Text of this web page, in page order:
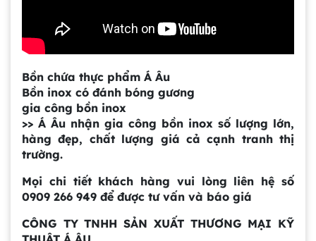
Bồn chứa thực phẩm Á Âu
Bồn inox có đánh bóng gương
gia công bồn inox
>> Á Âu nhận gia công bồn inox số lượng lớn,
hàng đẹp, chất lượng giá cả cạnh tranh thị
trường.
Mọi chi tiết khách hàng vui lòng liên hệ số
0909 266 949 để được tư vấn và báo giá
CÔNG TYTNHH SẢN XUẤT THƯƠNG MẠI KỸ
tại công ty Á Âu
Bồn khuấy công nghiệp là gì? Ứng dụng, cấu
tạo và cách chọn mua hiệu quả
Bồn Khuấy Phụ Gia Sơn - Giải Pháp Tối Ưu
Cho Ngành Sơn Phủ
Dự án máy khuấy trộn bồn bể công nghiệp